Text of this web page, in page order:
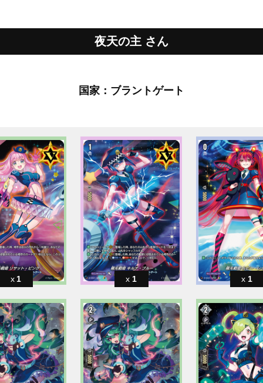
夜天の主 さん
国家：ブラントゲート
1 1 1